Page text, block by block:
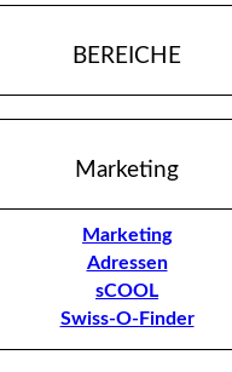
BEREICHE
Marketing
Marketing
Adressen
sCOOL
Swiss-O-Finder